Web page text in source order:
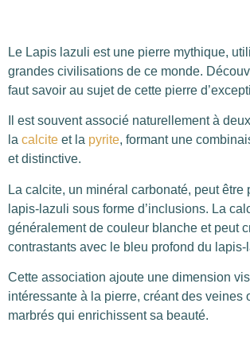
Le Lapis lazuli est une pierre mythique,
grandes civilisations de ce monde.
faut savoir au sujet de cette pierre
Il est souvent associé naturellement à
la calcite et la pyrite, formant une
et distinctive.
La calcite, un minéral carbonaté, peut être
lapis-lazuli sous forme d’inclusions. La
généralement de couleur blanche et peut
contrastants avec le bleu profond du lapis-
Cette association ajoute une dimension
intéressante à la pierre, créant des veines
marbrés qui enrichissent sa beauté.